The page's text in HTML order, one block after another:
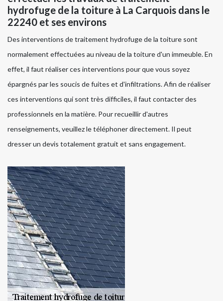
hydrofuge de la toiture à La Carquois dans le
22240 et ses environs
Des interventions de traitement hydrofuge de la toiture sont
normalement effectuées au niveau de la toiture d'un immeuble. En
effet, il faut réaliser ces interventions pour que vous soyez
épargnés par les soucis de fuites et d'infiltrations. Afin de réaliser
ces interventions qui sont très difficiles, il faut contacter des
professionnels en la matière. Pour recueillir d'autres
renseignements, veuillez le téléphoner directement. Il peut
dresser un devis totalement gratuit et sans engagement.